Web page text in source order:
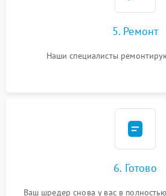
5. Ремонт
Наши специалисты
6. Готово
Ваш шредер снова у вас в